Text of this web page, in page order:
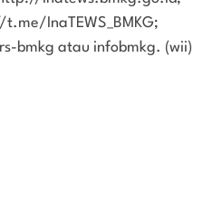
InaTEWS_BMKG;
bmkg atau infobmkg. (wii)